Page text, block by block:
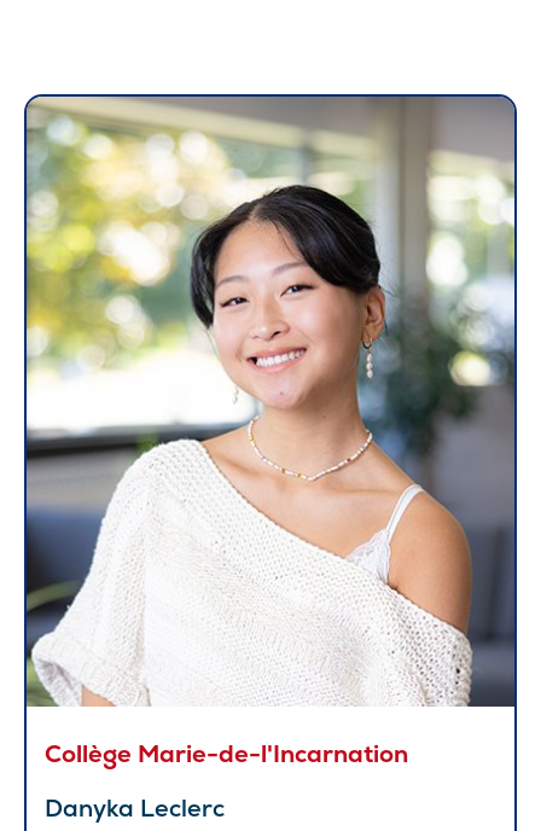
Collège Marie-de-l'Incarnation
Danyka Leclerc